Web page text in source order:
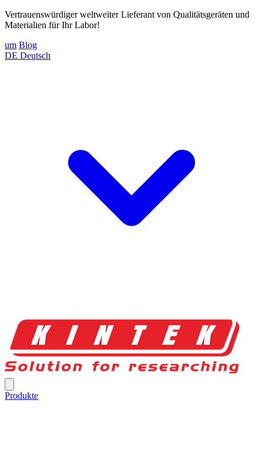
Vertrauenswürdiger weltweiter Lieferant von Qualitätsgeräten und
Materialien für Ihr Labor!
um Blog
DE Deutsch
Produkte